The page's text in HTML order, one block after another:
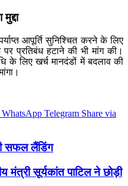
आपूर्ति सुनिश्चित करने के लिए
प्रतिबंध हटाने की भी मांग की।
के लिए खर्च मानदंडों में बदलाव की
WhatsApp Telegram Share via
सफल लैंडिंग
मंत्री सूर्यकांत पाटिल ने छोड़ी